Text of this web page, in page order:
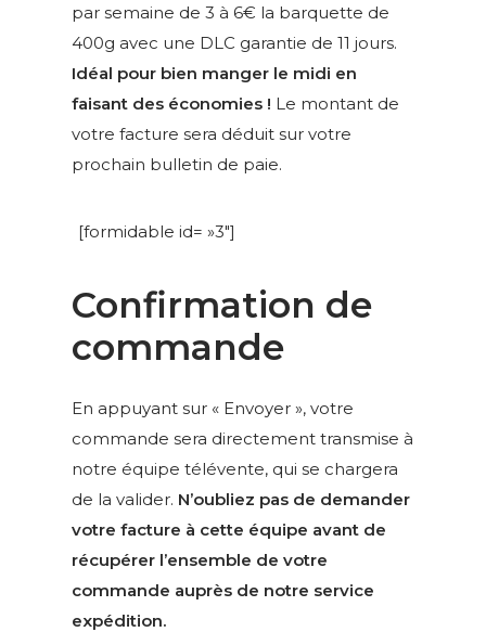
par semaine de 3 à 6€ la barquette de
400g avec une DLC garantie de 11 jours.
Idéal pour bien manger le midi en
faisant des économies ! Le montant de
votre facture sera déduit sur votre
prochain bulletin de paie.
[formidable id= »3″]
Confirmation de
commande
En appuyant sur « Envoyer », votre
commande sera directement transmise à
notre équipe télévente, qui se chargera
de la valider. N’oubliez pas de demander
votre facture à cette équipe avant de
récupérer l’ensemble de votre
commande auprès de notre service
expédition.